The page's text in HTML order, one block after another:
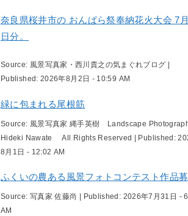
奈良県桜井市の おんぱら祭奉納花火大会 7
日分。
Source: 風景写真家・西川貴之の気まぐれブログ
Published: 2026年8月2日 - 10:59 AM
緑に包まれる尾根筋
Source: 風景写真家 縄手英樹 Landscape
Hideki Nawate All Rights Reserved | Published:
8月1日 - 12:02 AM
ふくいの農ある風景フォトコンテスト作品
Source: 写真家 佐藤尚 Published: 2026年7月31日 -
AM